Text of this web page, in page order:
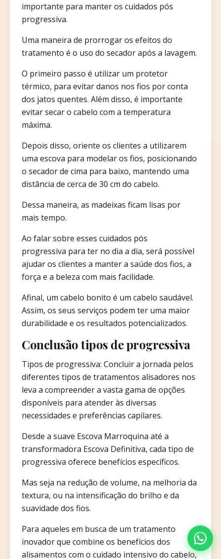
importante para manter os cuidados pós
progressiva.
Uma maneira de prorrogar os efeitos do
tratamento é o uso do secador após a lavagem.
O primeiro passo é utilizar um protetor
térmico, para evitar danos nos fios por conta
dos jatos quentes. Além disso, é importante
evitar secar o cabelo com a temperatura
máxima.
Depois disso, oriente os clientes a utilizarem
uma escova para modelar os fios, posicionando
o secador de cima para baixo, mantendo uma
distância de cerca de 30 cm do cabelo.
Dessa maneira, as madeixas ficam lisas por
mais tempo.
Ao falar sobre esses cuidados pós
progressiva para ter no dia a dia, será possível
ajudar os clientes a manter a saúde dos fios, a
força e a beleza com mais facilidade.
Afinal, um cabelo bonito é um cabelo saudável.
Assim, os seus serviços podem ter uma maior
durabilidade e os resultados potencializados.
Conclusão tipos de progressiva
Tipos de progressiva: Concluir a jornada pelos
diferentes tipos de tratamentos alisadores nos
leva a compreender a vasta gama de opções
disponíveis para atender às diversas
necessidades e preferências capilares.
Desde a suave Escova Marroquina até a
transformadora Escova Definitiva, cada tipo de
progressiva oferece benefícios específicos.
Mas seja na redução de volume, na melhoria da
textura, ou na intensificação do brilho e da
suavidade dos fios.
Para aqueles em busca de um tratamento
inovador que combine os benefícios dos
alisamentos com o cuidado intensivo do cabelo,